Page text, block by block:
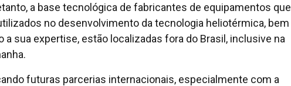
a base tecnológica de fabricantes de equipamentos que
no desenvolvimento da tecnologia heliotérmica, bem
a sua expertise, estão localizadas fora do Brasil, inclusive na
futuras parcerias internacionais, especialmente com a